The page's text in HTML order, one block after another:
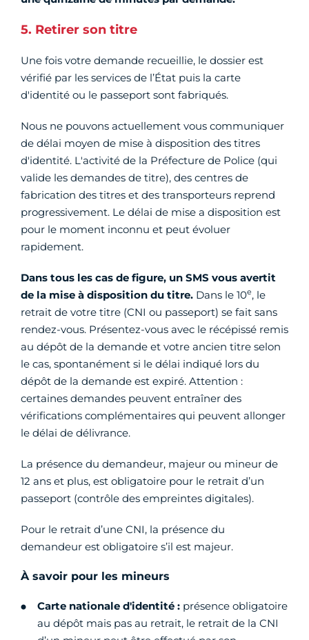
5. Retirer son titre
Une fois votre demande recueillie, le dossier est
vérifié par les services de l’État puis la carte
d'identité ou le passeport sont fabriqués.
Nous ne pouvons actuellement vous communiquer
de délai moyen de mise à disposition des titres
d'identité. L'activité de la Préfecture de Police (qui
valide les demandes de titre), des centres de
fabrication des titres et des transporteurs reprend
progressivement. Le délai de mise a disposition est
pour le moment inconnu et peut évoluer
rapidement.
Dans tous les cas de figure, un SMS vous avertit
de la mise à disposition du titre. Dans le 10e, le
retrait de votre titre (CNI ou passeport) se fait sans
rendez-vous. Présentez-vous avec le récépissé remis
au dépôt de la demande et votre ancien titre selon
le cas, spontanément si le délai indiqué lors du
dépôt de la demande est expiré. Attention :
certaines demandes peuvent entraîner des
vérifications complémentaires qui peuvent allonger
le délai de délivrance.
La présence du demandeur, majeur ou mineur de
12 ans et plus, est obligatoire pour le retrait d’un
passeport (contrôle des empreintes digitales).
Pour le retrait d’une CNI, la présence du
demandeur est obligatoire s’il est majeur.
À savoir pour les mineurs
Carte nationale d'identité : présence obligatoire
au dépôt mais pas au retrait, le retrait de la CNI